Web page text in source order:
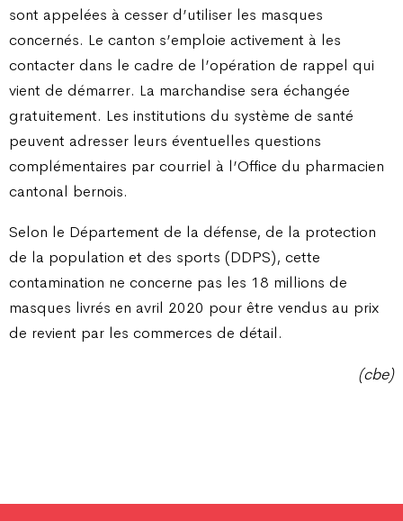
sont appelées à cesser d’utiliser les masques
concernés. Le canton s’emploie activement à les
contacter dans le cadre de l’opération de rappel qui
vient de démarrer. La marchandise sera échangée
gratuitement. Les institutions du système de santé
peuvent adresser leurs éventuelles questions
complémentaires par courriel à l’Office du pharmacien
cantonal bernois.
Selon le Département de la défense, de la protection
de la population et des sports (DDPS), cette
contamination ne concerne pas les 18 millions de
masques livrés en avril 2020 pour être vendus au prix
de revient par les commerces de détail.
(cbe)